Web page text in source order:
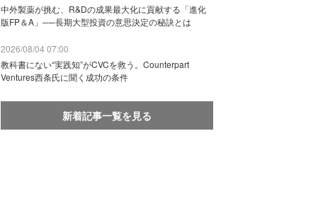
中外製薬が挑む、R&Dの成果最大化に貢献する「進化
版FP＆A」──長期大型投資の意思決定の秘訣とは
2026/08/04 07:00
教科書にない“実践知”がCVCを救う。Counterpart
Ventures西条氏に聞く成功の条件
新着記事一覧を見る